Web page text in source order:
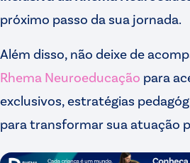
próximo passo da sua jornada.
Além disso, não deixe de
Rhema Neuroeducação para
exclusivos, estratégias
para transformar sua atuação